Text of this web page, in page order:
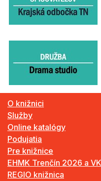
O knižnici
Služby
Online katalógy
Podujatia
Pre knižnice
EHMK Trenčín 2026 a
REGIO knižnica